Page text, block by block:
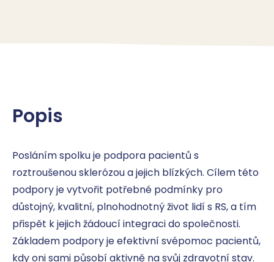
Popis
Posláním spolku je podpora pacientů s
roztroušenou sklerózou a jejich blízkých. Cílem této
podpory je vytvořit potřebné podmínky pro
důstojný, kvalitní, plnohodnotný život lidí s RS, a tím
přispět k jejich žádoucí integraci do společnosti.
Základem podpory je efektivní svépomoc pacientů,
kdy oni sami působí aktivně na svůj zdravotní stav.